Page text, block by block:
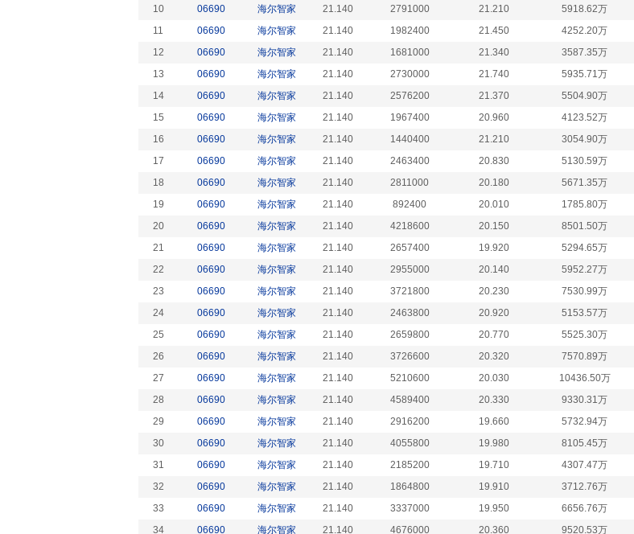
10
06690 海尔智家 21.140 2791000 21.210 5918.62万
11
06690 海尔智家 21.140 1982400 21.450 4252.20万
12
06690 海尔智家 21.140 1681000 21.340 3587.35万
13
06690 海尔智家 21.140 2730000 21.740 5935.71万
14
06690 海尔智家 21.140 2576200 21.370 5504.90万
15
06690 海尔智家 21.140 1967400 20.960 4123.52万
16
06690 海尔智家 21.140 1440400 21.210 3054.90万
17
06690 海尔智家 21.140 2463400 20.830 5130.59万
18
06690 海尔智家 21.140 2811000 20.180 5671.35万
19
06690 海尔智家 21.140 892400 20.010 1785.80万
20
06690 海尔智家 21.140 4218600 20.150 8501.50万
21
06690 海尔智家 21.140 2657400 19.920 5294.65万
22
06690 海尔智家 21.140 2955000 20.140 5952.27万
23
06690 海尔智家 21.140 3721800 20.230 7530.99万
24
06690 海尔智家 21.140 2463800 20.920 5153.57万
25
06690 海尔智家 21.140 2659800 20.770 5525.30万
26
06690 海尔智家 21.140 3726600 20.320 7570.89万
27
06690 海尔智家 21.140 5210600 20.030 10436.50万
28
06690 海尔智家 21.140 4589400 20.330 9330.31万
29
06690 海尔智家 21.140 2916200 19.660 5732.94万
30
06690 海尔智家 21.140 4055800 19.980 8105.45万
31
06690 海尔智家 21.140 2185200 19.710 4307.47万
32
06690 海尔智家 21.140 1864800 19.910 3712.76万
33
06690 海尔智家 21.140 3337000 19.950 6656.76万
34
06690 海尔智家 21.140 4676000 20.360 9520.53万